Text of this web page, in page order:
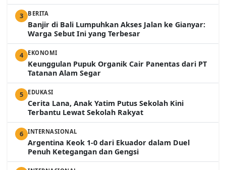
3 BERITA
Banjir di Bali Lumpuhkan Akses Jalan ke Gianyar:
Warga Sebut Ini yang Terbesar
4 EKONOMI
Keunggulan Pupuk Organik Cair Panentas dari PT
Tatanan Alam Segar
5 EDUKASI
Cerita Lana, Anak Yatim Putus Sekolah Kini
Terbantu Lewat Sekolah Rakyat
6 INTERNASIONAL
Argentina Keok 1-0 dari Ekuador dalam Duel
Penuh Ketegangan dan Gengsi